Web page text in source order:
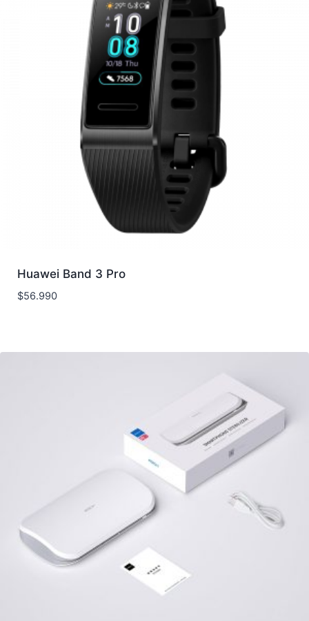
Huawei Band 3 Pro
$56.990